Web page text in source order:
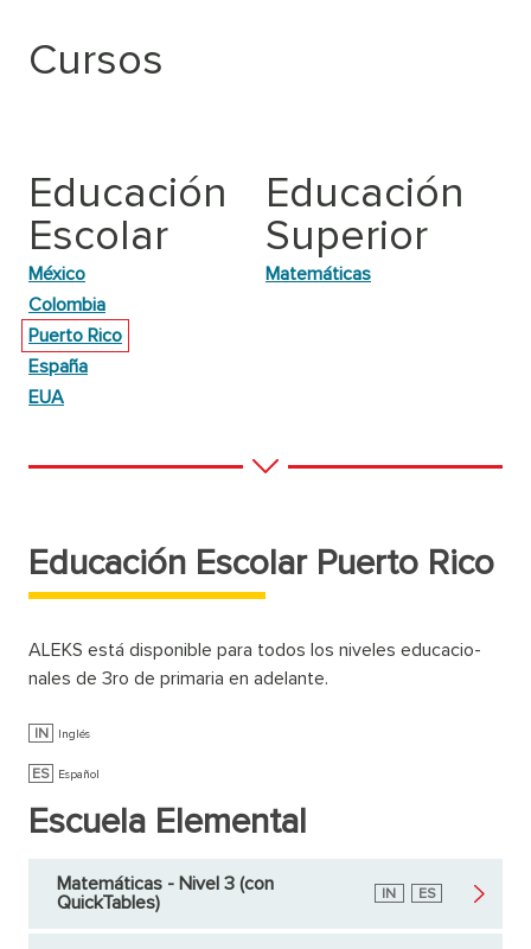
Cursos
Educación
Escolar
México
Colombia
Puerto Rico
España
EUA
Educación
Superior
Matemáticas
Educación Escolar Puerto Rico
ALEKS está disponible para todos los niveles educacio­
nales de 3ro de primaria en adelante.
IN Inglés
ES Español
Escuela Elemental
Matemáticas - Nivel 3 (con
QuickTables)
Inglés
IN Español
ES